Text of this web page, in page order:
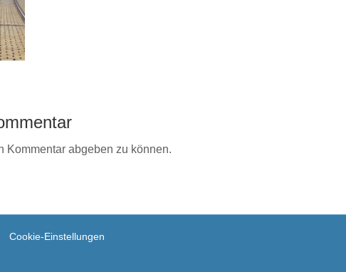
Kommentar abgeben zu können.
Cookie-Einstellungen